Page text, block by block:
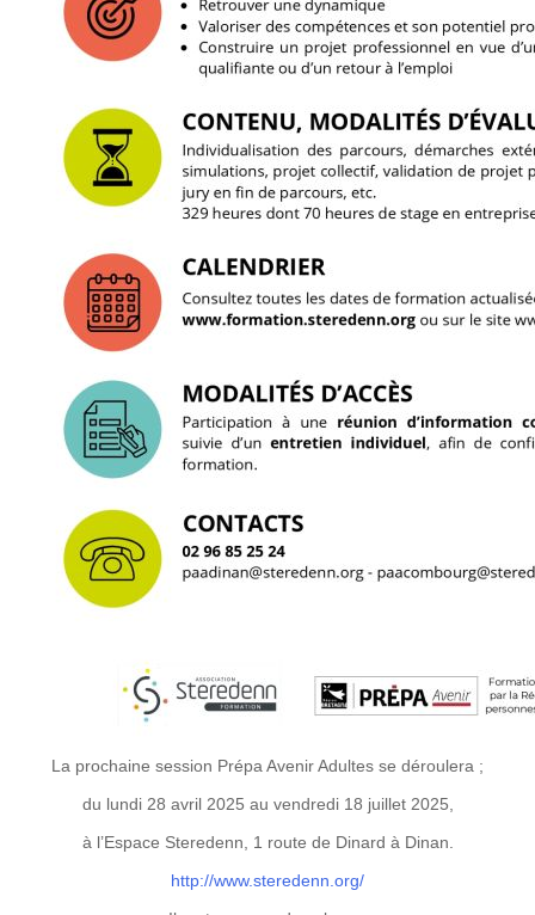
La prochaine session Prépa Avenir Adultes se déroulera ;
du lundi 28 avril 2025 au vendredi 18 juillet 2025,
à l’Espace Steredenn, 1 route de Dinard à Dinan.
http://www.steredenn.org/